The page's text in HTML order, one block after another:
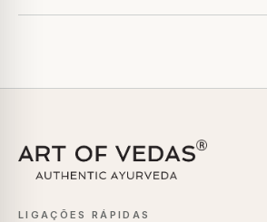
LIGAÇÕES RÁPIDAS